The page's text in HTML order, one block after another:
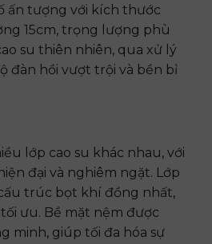
ấn tượng với kích thước
15cm, trọng lượng phù
su thiên nhiên, qua xử lý
đàn hồi vượt trội và bền bỉ
lớp cao su khác nhau, với
đại và nghiêm ngặt. Lớp
trúc bọt khí đồng nhất,
ưu. Bề mặt nệm được
minh, giúp tối đa hóa sự